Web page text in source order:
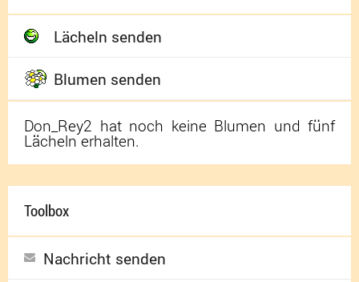
Lächeln senden
Blumen senden
Don_Rey2 hat noch keine Blumen und fünf
Lächeln erhalten.
Toolbox
Nachricht senden